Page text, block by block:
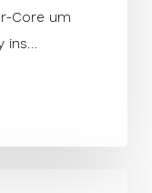
Core um
ins…